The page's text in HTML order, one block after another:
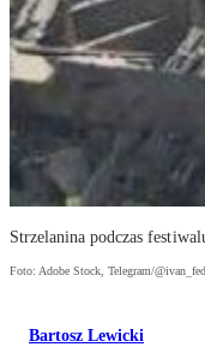
Strzelanina podczas
Foto: Adobe Stock, Telegram/
Bartosz Lewicki